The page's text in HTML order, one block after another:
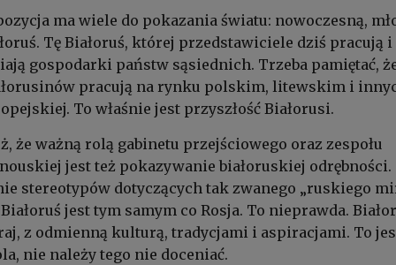
ma wiele do pokazania światu: nowoczesną,
Tę Białoruś, której przedstawiciele dziś pracują i
gospodarki państw sąsiednich. Trzeba pamiętać,
pracują na rynku polskim, litewskim i
To właśnie jest przyszłość Białorusi.
że ważną rolą gabinetu przejściowego oraz zespołu
jest też pokazywanie białoruskiej odrębności.
stereotypów dotyczących tak zwanego „ruskiego
jest tym samym co Rosja. To nieprawda.
z odmienną kulturą, tradycjami i aspiracjami. To
nie należy tego nie doceniać.